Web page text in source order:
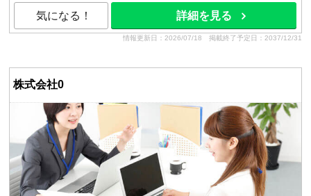
気になる！ 詳細を見る
情報更新日：2026/07/18 掲載終了予定日：2037/12/31
株式会社0